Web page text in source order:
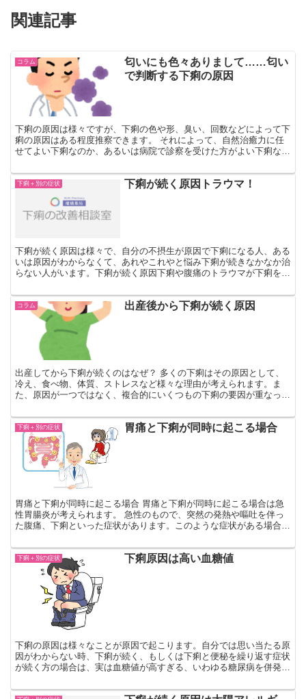
関連記事
コラム
匂いにも色々ありまして……匂い
で判断する下痢の原因
下痢の原因は様々ですが、下痢の色や形、臭い、回数などによって下
痢の原因はある程度推察できます。 それによって、自然治癒力に任
せてよい下痢なのか、あるいは病院で診察を受けた方がよい下痢なの
下痢＋別の症状 下痢が続く原因トラウマ！
下痢が続く原因は様々で、自分の不摂生が原因で下痢になる人、ある
いは原因がわからなくて、あれやこれやと悩み下痢が続きなかなか治
らない人がいます。下痢が続く原因下痢や腹痛のトラウマが下痢を悪
コラム 出産後から下痢が続く原因
出産してから下痢が続くのはなぜ？ 多くの下痢はその原因として、
冷え、食べ物、体質、ストレスなど様々な理由が考えられます。ま
た、原因が一つではなく、複合的にいくつもの下痢の要因が重なって
下痢＋別の症状 胃痛と下痢が同時に起こる場合
胃痛と下痢が同時に起こる場合 胃痛と下痢が同時に起こる場合は急
性胃腸炎が考えられます。 急性のもので、突然の発熱や嘔吐を伴っ
た腹痛、下痢といった症状があります。このような症状がある場合は
下痢＋別の症状 下痢原因は高い血糖値
下痢の原因は様々なことが原因で起こります。自分では思い当たる原
因がわからない時、下痢が続く、もしくは下痢と便秘を繰り返す症状
が続く方の場合は、実は血糖値が高すぎる、いわゆる糖尿病を併発し